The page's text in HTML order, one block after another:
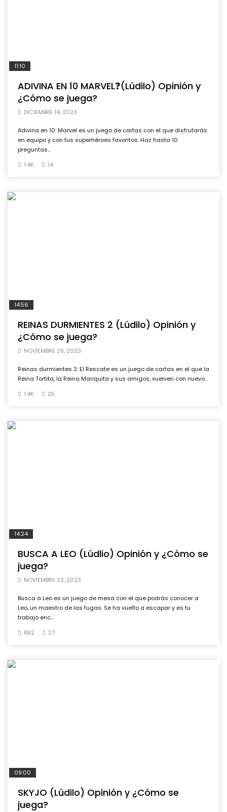
11:10
ADIVINA EN 10 MARVEL❓(Lúdilo) Opinión y
¿Cómo se juega?
DICIEMBRE 14, 2023
Adivina en 10: Marvel es un juego de cartas con el que disfrutarás
en equipo y con tus superhéroes favoritos. Haz hasta 10
preguntas...
1.4K
14
14:56
REINAS DURMIENTES 2 (Lúdilo) Opinión y
¿Cómo se juega?
NOVIEMBRE 29, 2023
Reinas durmientes 2: El Rescate es un juego de cartas en el que la
Reina Tortita, la Reina Mariquita y sus amigos, vuelven con nuevo...
1.4K
25
14:24
BUSCA A LEO (Lúdlio) Opinión y ¿Cómo se
juega?
NOVIEMBRE 23, 2023
Busca a Leo es un juego de mesa con el que podrás conocer a
Leo, un maestro de las fugas. Se ha vuelto a escapar y es tu
trabajo enc...
882
27
09:00
SKYJO (Lúdilo) Opinión y ¿Cómo se
juega?